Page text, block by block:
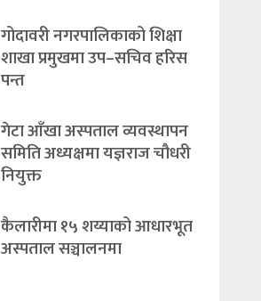
गोदावरी नगरपालिकाको शिक्षा
शाखा प्रमुखमा उप–सचिव हरिस
पन्त
गेटा आँखा अस्पताल व्यवस्थापन
समिति अध्यक्षमा यज्ञराज चौधरी
नियुक्त
कैलारीमा १५ शय्याको आधारभूत
अस्पताल सञ्चालनमा